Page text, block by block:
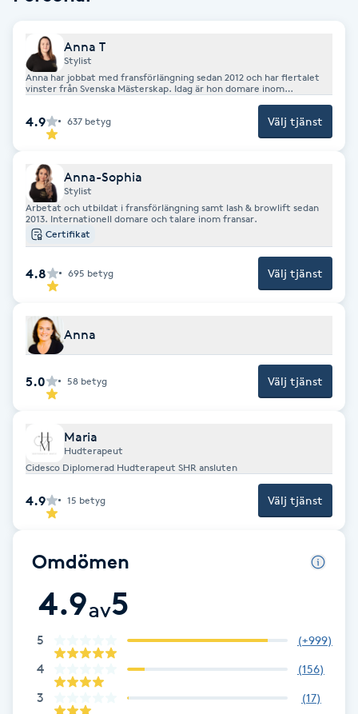
Hot yoga
Hudföryngring
Huduppstramning
Hudvård
Hyaluronsyra
Hyperhidros
Hypnos
Hårbottenbehandling
Hårförlängning
Hårvård
Hälsprickor
Idrottsmassage
Anna T
Stylist
Anna har jobbat med fransförlängning sedan 2012 och har flertalet
vinster från Svenska Mästerskap. Idag är hon domare inom
4.9 637 betyg Välj tjänst
Anna-Sophia
Stylist
Arbetat och utbildat i fransförlängning samt lash & browlift sedan
2013. Internationell domare och talare inom fransar.
Certifikat
4.8 695 betyg Välj tjänst
Anna
5.0 58 betyg Välj tjänst
Maria
Hudterapeut
Cidesco Diplomerad Hudterapeut SHR ansluten
4.9 15 betyg Välj tjänst
Omdömen
4.9av5
5 (+999)
4 (156)
3 (17)